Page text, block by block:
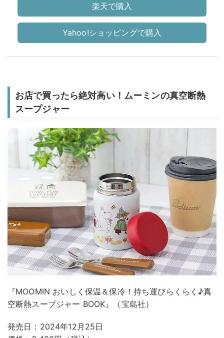
楽天で購入
Yahoo!ショッピングで購入
お店で買ったら絶対高い！ムーミンの真空断熱
スープジャー
『MOOMIN おいしく保温＆保冷！持ち運びらくらく♪真
空断熱スープジャー BOOK』（宝島社）
発売日：2024年12月25日